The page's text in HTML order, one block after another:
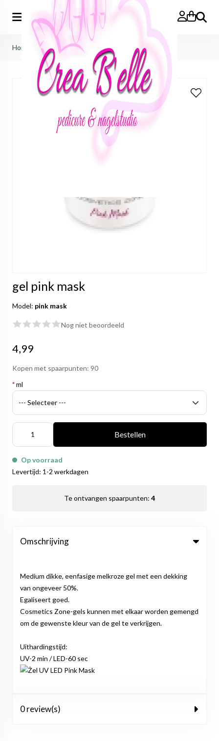
Zoeken
Home gel pink mask
gel pink mask
Model: pink mask
Nog niet beoordeeld
4,99
Kopen met spaarpunten: 90
*ml
Bestellen
Op voorraad
Levertijd: 1-2 werkdagen
Te ontvangen spaarpunten: 4
Omschrijving
Medium dikke, eenfasige melkroze gel met een dekking
van ongeveer 50%.
Egaliseert goed.
Cosmetics Zone-gels kunnen met elkaar worden gemengd
om de gewenste kleur van de gel te verkrijgen.
Uithardingstijd:
UV-2 min / LED-60 sec
0 review(s)